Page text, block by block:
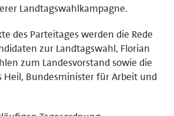
Landtagswahlkampagne.
des Parteitages werden die Rede
zur Landtagswahl, Florian
zum Landesvorstand sowie die
Heil, Bundesminister für Arbeit und